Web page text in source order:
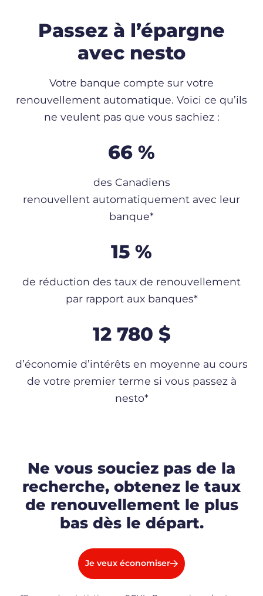
Passez à l’épargne
avec nesto
Votre banque compte sur votre
renouvellement automatique. Voici ce qu’ils
ne veulent pas que vous sachiez :
66 %
des Canadiens
renouvellent automatiquement avec leur
banque*
15 %
de réduction des taux de renouvellement
par rapport aux banques*
12 780 $
d’économie d’intérêts en moyenne au cours
de votre premier terme si vous passez à
nesto*
Ne vous souciez pas de la
recherche, obtenez le taux
de renouvellement le plus
bas dès le départ.
Je veux économiser